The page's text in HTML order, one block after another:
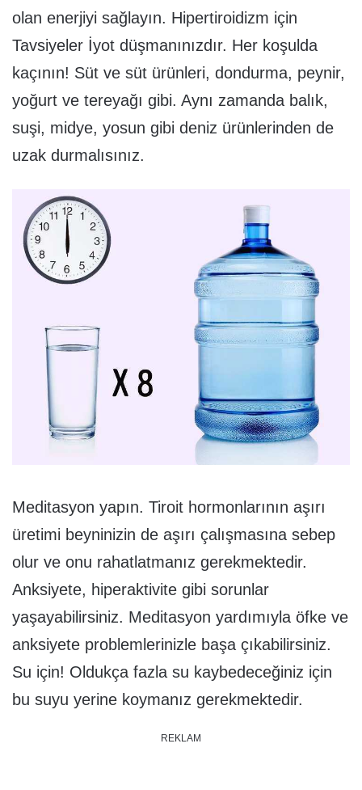
olan enerjiyi sağlayın. Hipertiroidizm için
Tavsiyeler İyot düşmanınızdır. Her koşulda
kaçının! Süt ve süt ürünleri, dondurma, peynir,
yoğurt ve tereyağı gibi. Aynı zamanda balık,
suşi, midye, yosun gibi deniz ürünlerinden de
uzak durmalısınız.
Meditasyon yapın. Tiroit hormonlarının aşırı
üretimi beyninizin de aşırı çalışmasına sebep
olur ve onu rahatlatmanız gerekmektedir.
Anksiyete, hiperaktivite gibi sorunlar
yaşayabilirsiniz. Meditasyon yardımıyla öfke ve
anksiyete problemlerinizle başa çıkabilirsiniz.
Su için! Oldukça fazla su kaybedeceğiniz için
bu suyu yerine koymanız gerekmektedir.
REKLAM